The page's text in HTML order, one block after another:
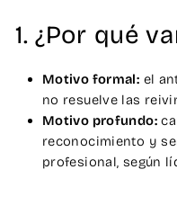
1. ¿Por qué
Motivo formal: el
no resuelve las
Motivo profundo:
reconocimiento y
profesional, según